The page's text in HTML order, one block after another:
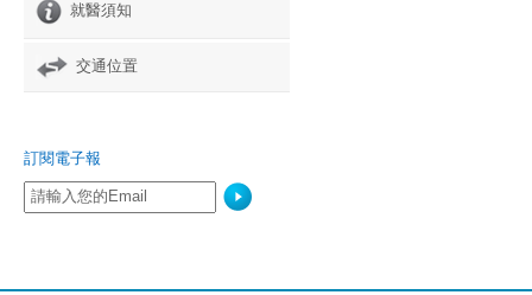
就醫須知
交通位置
訂閱電子報